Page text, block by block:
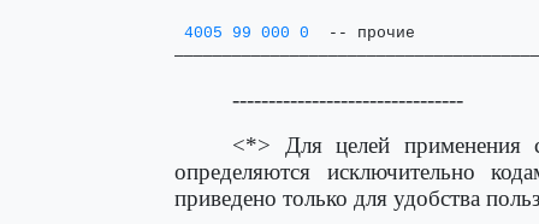
4005 99 000 0
-- прочие
--------------------------------
<*> Для целей применения
определяются исключительно
приведено только для удобства